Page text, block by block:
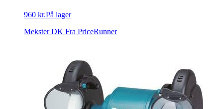
960 kr.På lager
Mekster DK Fra PriceRunner